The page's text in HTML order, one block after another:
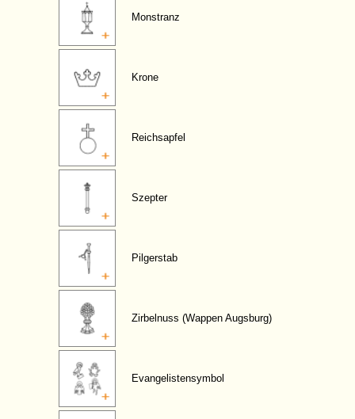
Monstranz
Krone
Reichsapfel
Szepter
Pilgerstab
Zirbelnuss (Wappen Augsburg)
Evangelistensymbol